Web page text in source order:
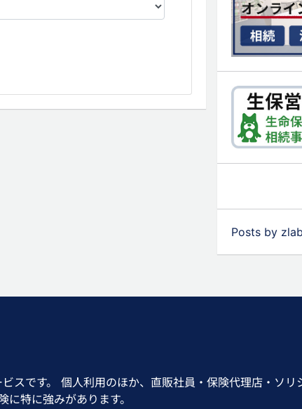
Posts by
です。 個人利用のほか、直販社員・保険代理店・ソリ
特に強みがあります。